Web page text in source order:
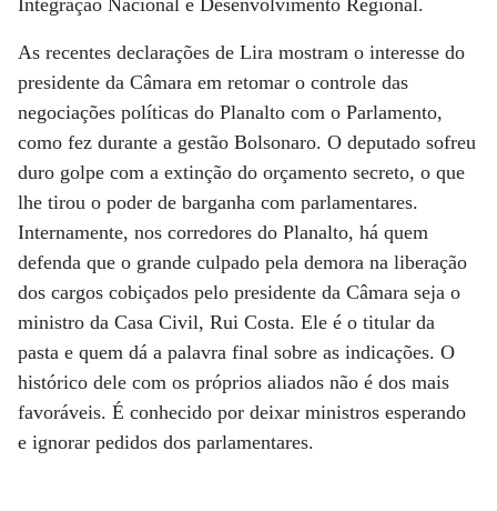
Integração Nacional e Desenvolvimento Regional.
As recentes declarações de Lira mostram o interesse do
presidente da Câmara em retomar o controle das
negociações políticas do Planalto com o Parlamento,
como fez durante a gestão Bolsonaro. O deputado sofreu
duro golpe com a extinção do orçamento secreto, o que
lhe tirou o poder de barganha com parlamentares.
Internamente, nos corredores do Planalto, há quem
defenda que o grande culpado pela demora na liberação
dos cargos cobiçados pelo presidente da Câmara seja o
ministro da Casa Civil, Rui Costa. Ele é o titular da
pasta e quem dá a palavra final sobre as indicações. O
histórico dele com os próprios aliados não é dos mais
favoráveis. É conhecido por deixar ministros esperando
e ignorar pedidos dos parlamentares.